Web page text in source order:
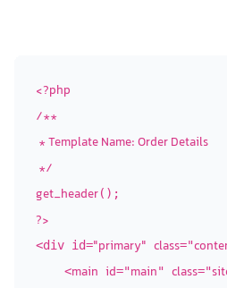
<?php
/**
* Template Name: Order Details
*/
get_header
?>
<div id="primary" class="
    <
main id="main" class="